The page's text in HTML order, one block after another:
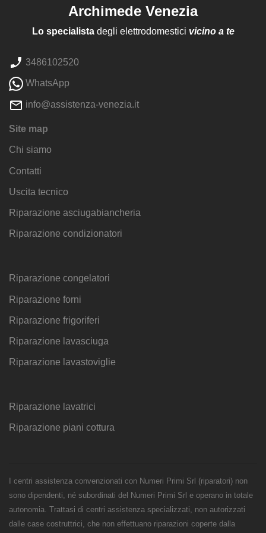
Archimede Venezia
Lo specialistadegli elettrodomestici vicino a te
3486102520
WhatsApp
info@assistenza-venezia.it
Site map
Chi siamo
Contatti
Uscita tecnico
Riparazione asciugabiancheria
Riparazione condizionatori
Riparazione congelatori
Riparazione forni
Riparazione frigoriferi
Riparazione lavasciuga
Riparazione lavastoviglie
Riparazione lavatrici
Riparazione piani cottura
I centri assistenza convenzionati con Numeri Primi Srl (riparatori) non
sono dipendenti, né subordinati del Numeri Primi Srl e operano in totale
autonomia. Trattasi di centri assistenza specializzati, non autorizzati
dalle case costruttrici, che non effettuano riparazioni coperte dalla